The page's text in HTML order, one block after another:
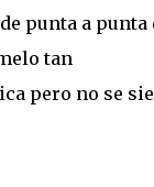
punta a punta
tan
pero no se